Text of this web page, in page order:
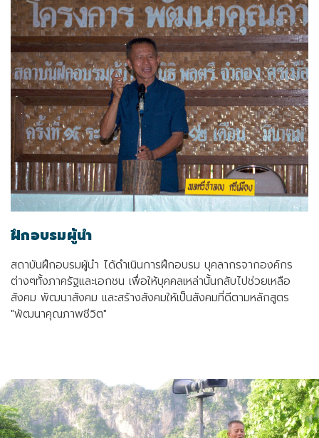
ฝึกอบรมผู้นำ
สถาบันฝึกอบรมผู้นำ ได้ดำเนินการฝึกอบรม บุคลากรจากองค์กร
ต่างๆทั้งภาครัฐและเอกชน เพื่อให้บุคคลเหล่านั้นกลับไปช่วยเหลือ
สังคม พัฒนาสังคม และสร้างสังคมให้เป็นสังคมที่ดีตามหลักสูตร
"พัฒนาคุณภาพชีวิต"